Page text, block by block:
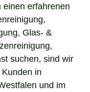
einen erfahrenen
Glas- &
suchen, sind wir
in
und im